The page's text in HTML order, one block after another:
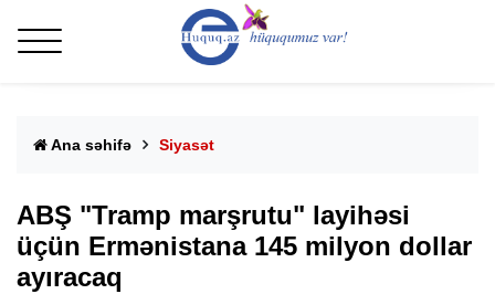
Ana səhifə Siyasət
ABŞ "Tramp marşrutu" layihəsi
üçün Ermənistana 145 milyon dollar
ayıracaq